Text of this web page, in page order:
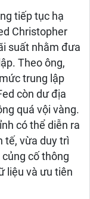
tiếp tục hạ
Christopher
suất nhằm đưa
Theo ông,
trung lập
còn dư địa
quá vội vàng.
có thể diễn ra
tế, vừa duy trì
cố thông
liệu và ưu tiên